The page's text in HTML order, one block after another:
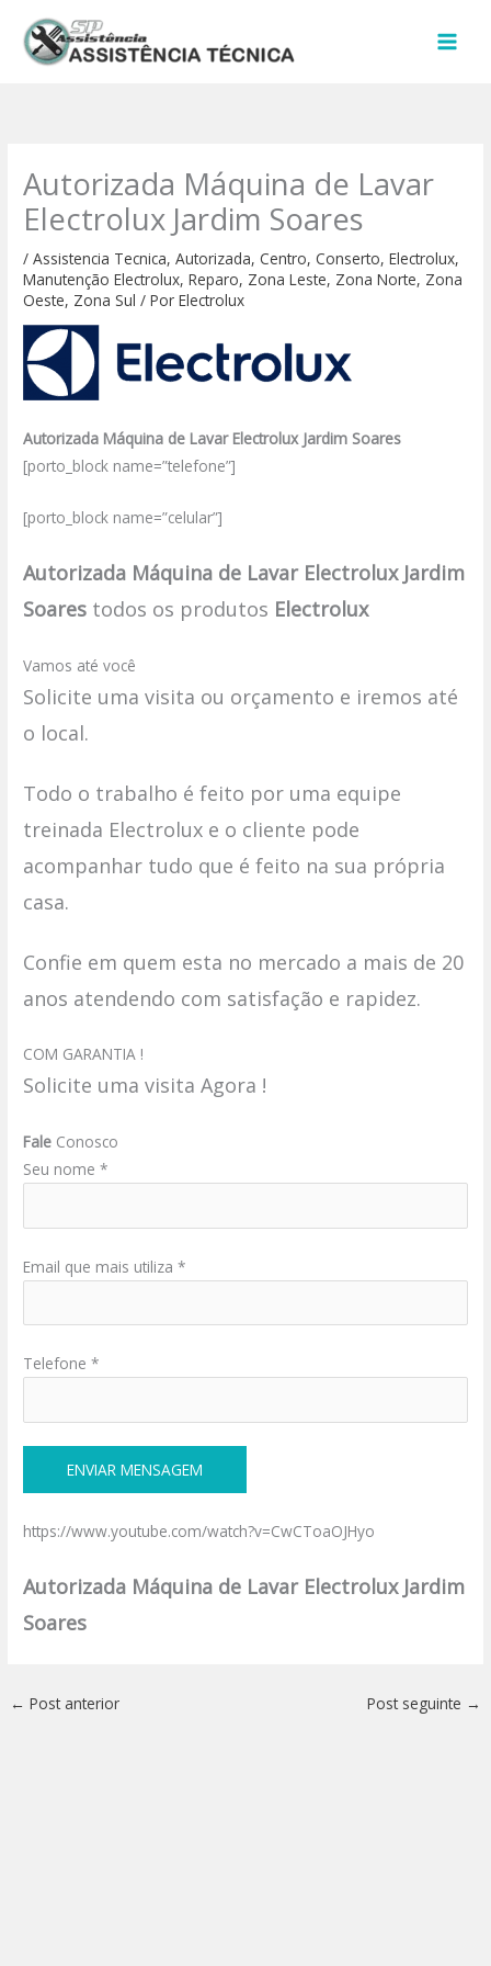
para
Autorizada Máquina de Lavar
Electrolux Jardim Soares
/Assistencia Tecnica,Autorizada,Centro,Conserto,Electrolux,
Manutenção Electrolux,Reparo, Zona Leste, Zona Norte, Zona
Oeste, Zona Sul / PorElectrolux
Autorizada Máquina de Lavar Electrolux Jardim Soares
[porto_block name=”telefone”]
[porto_block name=”celular”]
Autorizada Máquina de Lavar Electrolux Jardim
Soares todos os produtos Electrolux
Vamos até você
Solicite uma visita ou orçamento e iremos até
o local.
Todo o trabalho é feito por uma equipe
treinada Electrolux e o cliente pode
acompanhar tudo que é feito na sua própria
casa.
Confie em quem esta no mercado a mais de 20
anos atendendo com satisfação e rapidez.
COM GARANTIA !
Solicite uma visita Agora !
Fale Conosco
Seu nome *
Email que mais utiliza *
Telefone *
https://www.youtube.com/watch?v=CwCToaOJHyo
Autorizada Máquina de Lavar Electrolux Jardim
Soares
← Post anterior Post seguinte →